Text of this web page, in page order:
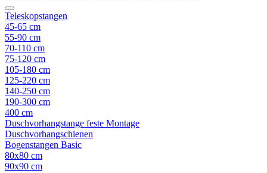
Teleskopstangen
45-65 cm
55-90 cm
70-110 cm
75-120 cm
105-180 cm
125-220 cm
140-250 cm
190-300 cm
400 cm
Duschvorhangstange feste Montage
Duschvorhangschienen
Bogenstangen Basic
80x80 cm
90x90 cm